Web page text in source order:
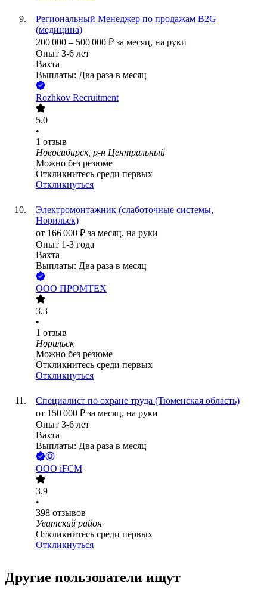
Региональный Менеджер по продажам B2G
(медицина)
200 000 – 500 000 ₽ за месяц, на руки
Опыт 3-6 лет
Вахта
Выплаты: Два раза в месяц
Rozhkov Recruitment
5.0
•
1 отзыв
Новосибирск, р-н Центральный
Можно без резюме
Откликнитесь среди первых
Откликнуться
Электромонтажник (слаботочные системы,
Норильск)
от 166 000 ₽ за месяц, на руки
Опыт 1-3 года
Вахта
Выплаты: Два раза в месяц
ООО ПРОМТЕХ
3.3
•
1 отзыв
Норильск
Можно без резюме
Откликнитесь среди первых
Откликнуться
Специалист по охране труда (Тюменская область)
от 150 000 ₽ за месяц, на руки
Опыт 3-6 лет
Вахта
Выплаты: Два раза в месяц
ООО iFCM
3.9
•
398 отзывов
Уватский район
Откликнитесь среди первых
Откликнуться
Другие пользователи ищут